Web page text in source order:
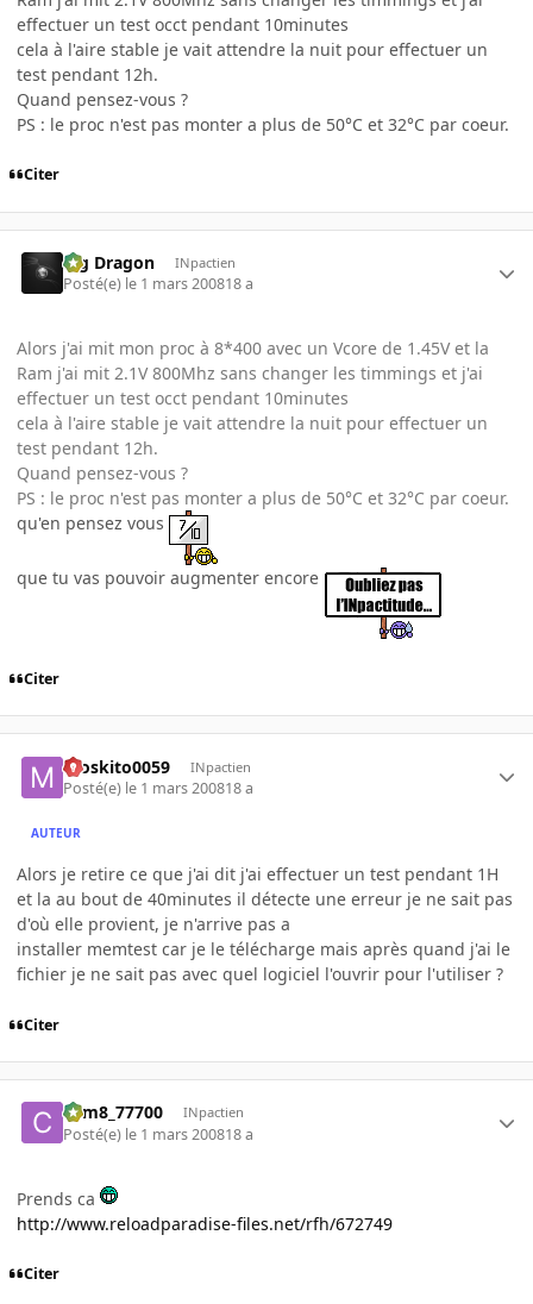
effectuer un test occt pendant 10minutes
cela à l'aire stable je vait attendre la nuit pour effectuer un
test pendant 12h.
Quand pensez-vous ?
PS : le proc n'est pas monter a plus de 50°C et 32°C par coeur.
Citer
Big Dragon INpactien
Posté(e) le 1 mars 200818 a
Alors j'ai mit mon proc à 8*400 avec un Vcore de 1.45V et la
Ram j'ai mit 2.1V 800Mhz sans changer les timmings et j'ai
effectuer un test occt pendant 10minutes
cela à l'aire stable je vait attendre la nuit pour effectuer un
test pendant 12h.
Quand pensez-vous ?
PS : le proc n'est pas monter a plus de 50°C et 32°C par coeur.
qu'en pensez vous
que tu vas pouvoir augmenter encore
Citer
moskito0059 INpactien
Posté(e) le 1 mars 200818 a
AUTEUR
Alors je retire ce que j'ai dit j'ai effectuer un test pendant 1H
et la au bout de 40minutes il détecte une erreur je ne sait pas
d'où elle provient, je n'arrive pas a
installer memtest car je le télécharge mais après quand j'ai le
fichier je ne sait pas avec quel logiciel l'ouvrir pour l'utiliser ?
Citer
com8_77700 INpactien
Posté(e) le 1 mars 200818 a
Prends ca
http://www.reloadparadise-files.net/rfh/672749
Citer